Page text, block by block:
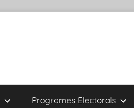
Programes Electorals